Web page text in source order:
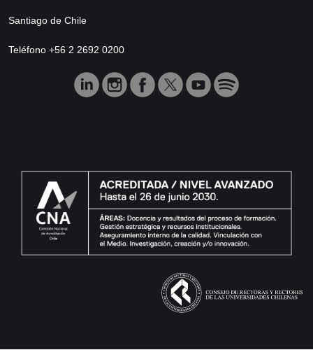
Santiago de Chile
Teléfono +56 2 2692 0200